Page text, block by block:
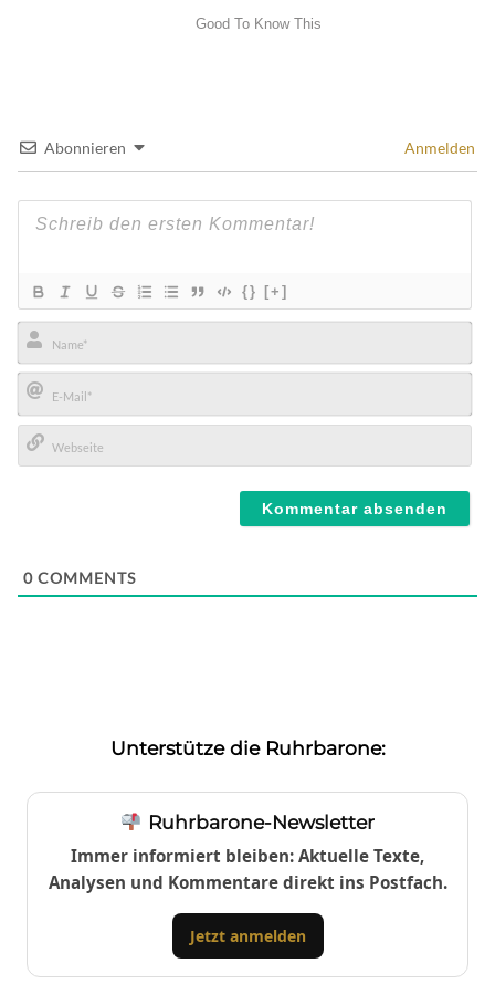
Abonnieren Anmelden
{} [+]
Name*
E-
Mail*
0 COMMENTS
Unterstütze die Ruhrbarone:
Ruhrbarone-Newsletter
Immer informiert bleiben: Aktuelle Texte,
Analysen und Kommentare direkt ins Postfach.
Jetzt anmelden